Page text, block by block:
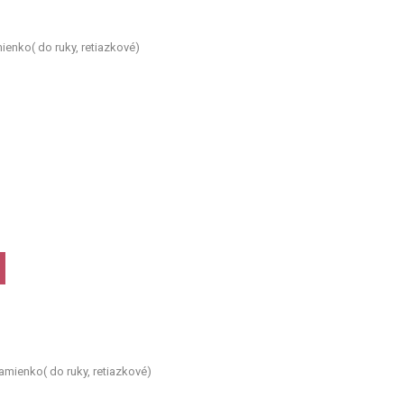
do ruky, retiazkové)
do ruky, retiazkové)